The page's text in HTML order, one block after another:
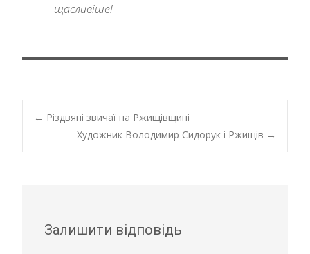
щасливіше!
Post
← Різдвяні звичаї на Ржищівщині
Художник Володимир Сидорук і Ржищів →
Залишити відповідь